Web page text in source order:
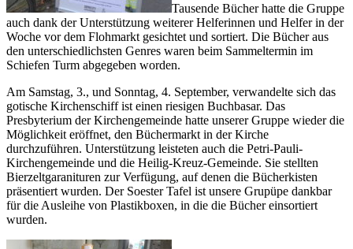
Tausende Bücher hatte die Gruppe
auch dank der Unterstützung weiterer Helferinnen und Helfer in der
Woche vor dem Flohmarkt gesichtet und sortiert. Die Bücher aus
den unterschiedlichsten Genres waren beim Sammeltermin im
Schiefen Turm abgegeben worden.
Am Samstag, 3., und Sonntag, 4. September, verwandelte sich das
gotische Kirchenschiff ist einen riesigen Buchbasar. Das
Presbyterium der Kirchengemeinde hatte unserer Gruppe wieder die
Möglichkeit eröffnet, den Büchermarkt in der Kirche
durchzuführen. Unterstützung leisteten auch die Petri-Pauli-
Kirchengemeinde und die Heilig-Kreuz-Gemeinde. Sie stellten
Bierzeltgaranituren zur Verfügung, auf denen die Bücherkisten
präsentiert wurden. Der Soester Tafel ist unsere Grupüpe dankbar
für die Ausleihe von Plastikboxen, in die die Bücher einsortiert
wurden.